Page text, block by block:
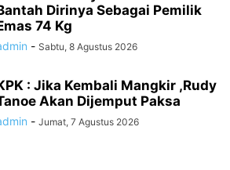
Dirinya Sebagai Pemilik
74 Kg
- Sabtu, 8 Agustus 2026
: Jika Kembali Mangkir ,Rudy
Akan Dijemput Paksa
- Jumat, 7 Agustus 2026